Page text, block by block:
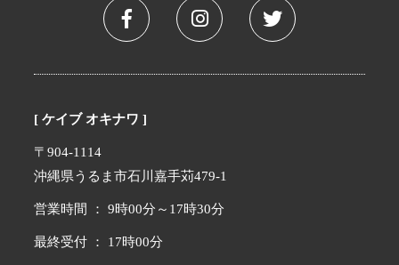
[ ケイブ オキナワ ]
〒904-1114
沖縄県うるま市石川嘉手苅479-1
営業時間 ： 9時00分～17時30分
最終受付 ： 17時00分